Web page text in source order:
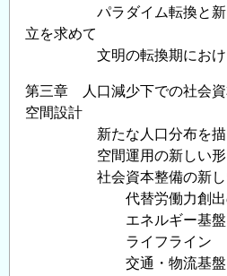
パラダイム転換と新た
立を求めて
文明の転換期における
第三章 人口減少下での社会資
空間設計
新たな人口分布を描
空間運用の新しい形
社会資本整備の新し
代替労働力創出の
エネルギー基盤
ライフライン
交通・物流基盤